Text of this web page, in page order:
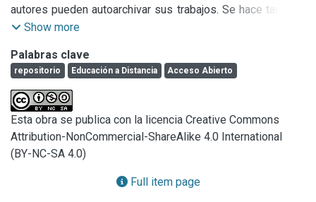
autores pueden autoarchivar sus trabajos. Se hace también
hincapié en las colecciones educativas con las que se
Universidad Nacional de La Plata a compartir sus
producciones académicas.
Show more
Palabras clave
repositorio Educación a Distancia Acceso Abierto
Esta obra se publica con la licencia Creative Commons
Attribution-NonCommercial-ShareAlike 4.0 International
(BY-NC-SA 4.0)
Full item page